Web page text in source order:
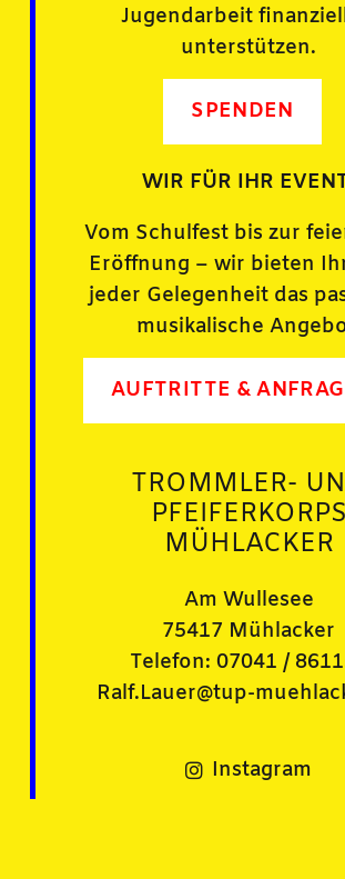
Jugendarbeit
unterstützen.
SPENDEN
WIR FÜR IHR
Vom Schulfest bis zur
Eröffnung – wir bieten
jeder Gelegenheit das
musikalische
AUFTRITTE &
TROMMLER-
PFEIFERKORPS
MÜHLACKER
Am Wullesee
75417 Mühlacker
Telefon: 07041 /
Ralf.Lauer@tup-
Instagram